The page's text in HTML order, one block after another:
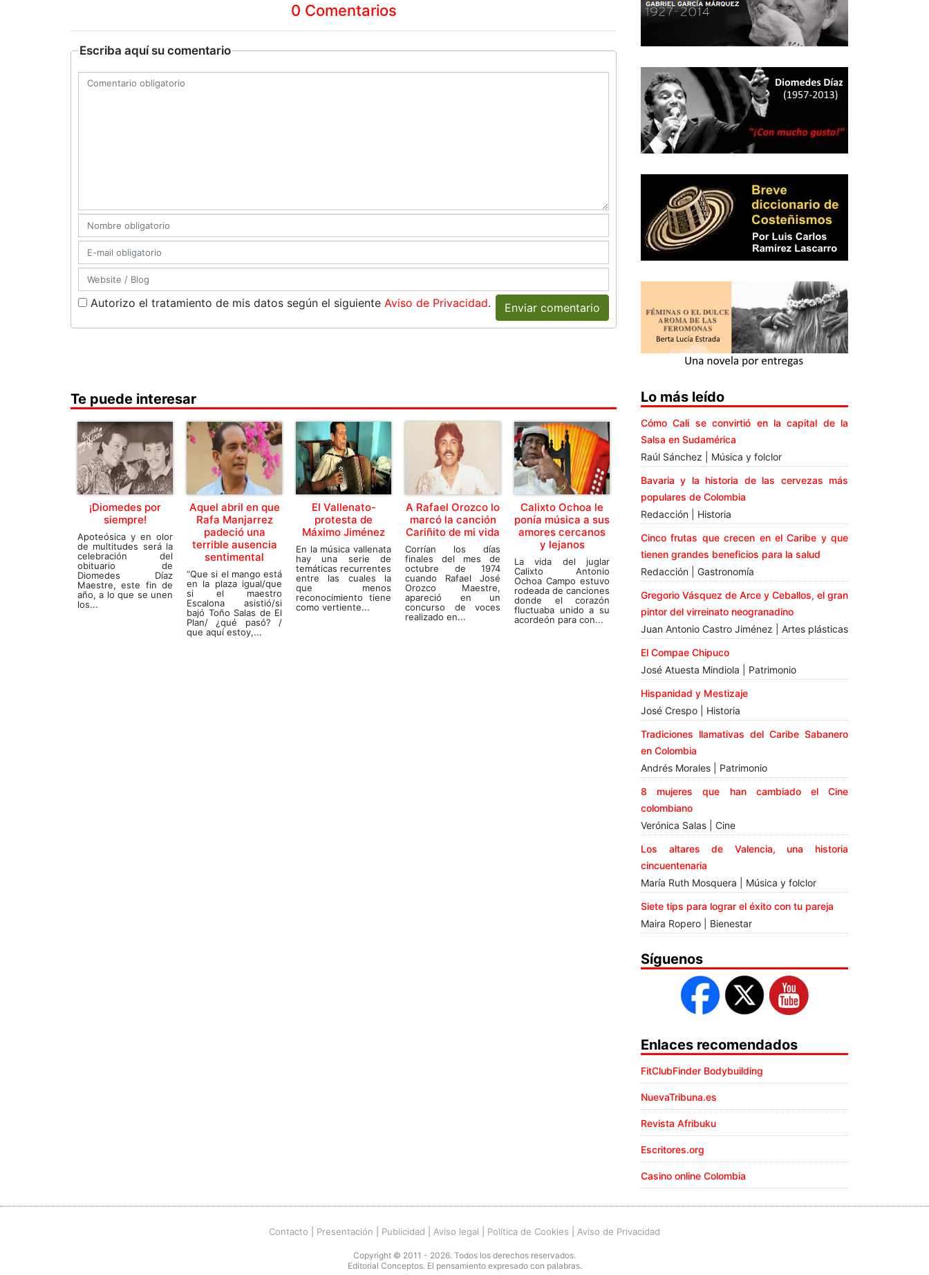
0 Comentarios
Escriba aquí su comentario
Autorizo el tratamiento de mis datos según el siguiente Aviso de Privacidad. Enviar comentario
Te puede interesar
¡Diomedes por
siempre!
Apoteósica y en olor
de multitudes será la
celebración del
obituario de
Diomedes Díaz
Maestre, este fin de
año, a lo que se unen
los...
Aquel abril en que
Rafa Manjarrez
padeció una
terrible ausencia
sentimental
“Que si el mango está
en la plaza igual/que
si el maestro
Escalona asistió/si
bajó Toño Salas de El
Plan/ ¿qué pasó? /
que aquí estoy,...
El Vallenato-
protesta de
Máximo Jiménez
En la música vallenata
hay una serie de
temáticas recurrentes
entre las cuales la
que menos
reconocimiento tiene
como vertiente...
A Rafael Orozco lo
marcó la canción
Cariñito de mi vida
Corrían los días
finales del mes de
octubre de 1974
cuando Rafael José
Orozco Maestre,
apareció en un
concurso de voces
realizado en...
Calixto Ochoa le
ponía música a sus
amores cercanos
y lejanos
La vida del juglar
Calixto Antonio
Ochoa Campo estuvo
rodeada de canciones
donde el corazón
fluctuaba unido a su
acordeón para con...
Lo más leído
Cómo Cali se convirtió en la capital de la
Salsa en Sudamérica
Raúl Sánchez | Música y folclor
Bavaria y la historia de las cervezas más
populares de Colombia
Redacción | Historia
Cinco frutas que crecen en el Caribe y que
tienen grandes beneficios para la salud
Redacción | Gastronomía
Gregorio Vásquez de Arce y Ceballos, el gran
pintor del virreinato neogranadino
Juan Antonio Castro Jiménez | Artes plásticas
El Compae Chipuco
José Atuesta Mindiola | Patrimonio
Hispanidad y Mestizaje
José Crespo | Historia
Tradiciones llamativas del Caribe Sabanero
en Colombia
Andrés Morales | Patrimonio
8 mujeres que han cambiado el Cine
colombiano
Verónica Salas | Cine
Los altares de Valencia, una historia
cincuentenaria
María Ruth Mosquera | Música y folclor
Siete tips para lograr el éxito con tu pareja
Maira Ropero | Bienestar
Síguenos
Enlaces recomendados
FitClubFinder Bodybuilding
NuevaTribuna.es
Revista Afribuku
Escritores.org
Casino online Colombia
Contacto Presentación Publicidad Aviso legal Política de Cookies Aviso de Privacidad
Copyright © 2011 - 2026. Todos los derechos reservados.
Editorial Conceptos. El pensamiento expresado con palabras.